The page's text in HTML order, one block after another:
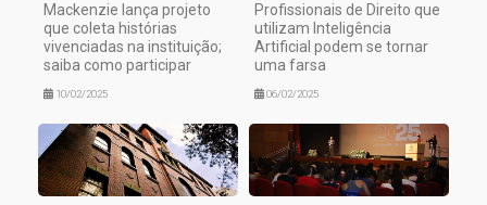
Mackenzie lança projeto
que coleta histórias
vivenciadas na instituição;
saiba como participar
10/02/2025
Profissionais de Direito que
utilizam Inteligência
Artificial podem se tornar
uma farsa
06/02/2025